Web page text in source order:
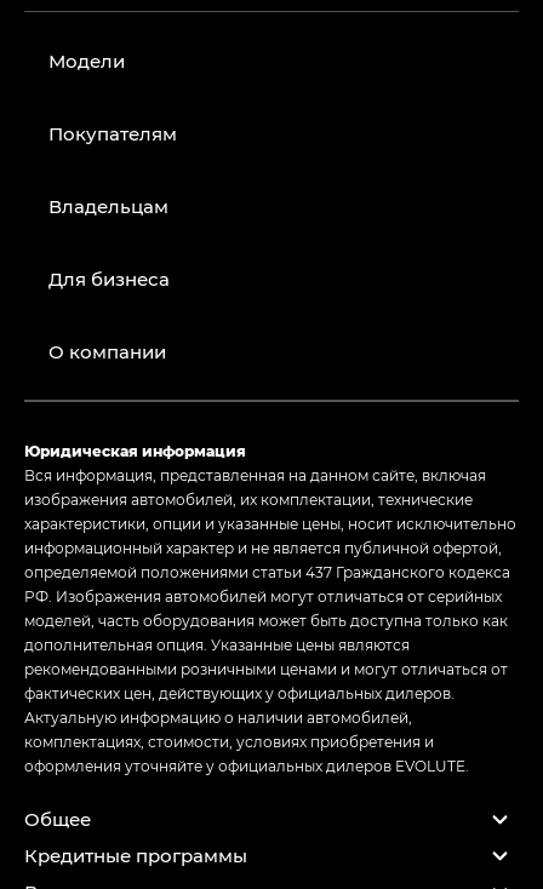
Модели
Покупателям
Владельцам
Для бизнеса
О компании
Юридическая информация
Вся информация, представленная на данном сайте, включая
изображения автомобилей, их комплектации, технические
характеристики, опции и указанные цены, носит исключительно
информационный характер и не является публичной офертой,
определяемой положениями статьи 437 Гражданского кодекса
РФ. Изображения автомобилей могут отличаться от серийных
моделей, часть оборудования может быть доступна только как
дополнительная опция. Указанные цены являются
рекомендованными розничными ценами и могут отличаться от
фактических цен, действующих у официальных дилеров.
Актуальную информацию о наличии автомобилей,
комплектациях, стоимости, условиях приобретения и
оформления уточняйте у официальных дилеров EVOLUTE.
Общее
Кредитные программы